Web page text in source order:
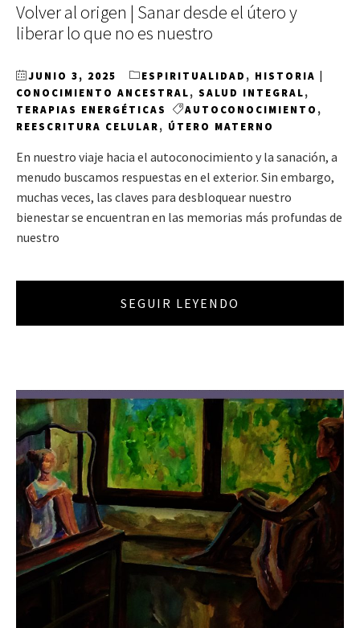
Volver al origen | Sanar desde el útero y
liberar lo que no es nuestro
JUNIO 3, 2025 ESPIRITUALIDAD , HISTORIA |
CONOCIMIENTO ANCESTRAL, SALUD INTEGRAL,
TERAPIAS ENERGÉTICAS
AUTOCONOCIMIENTO ,
REESCRITURA CELULAR, ÚTERO MATERNO
En nuestro viaje hacia el autoconocimiento y la sanación, a
menudo buscamos respuestas en el exterior. Sin embargo,
muchas veces, las claves para desbloquear nuestro
bienestar se encuentran en las memorias más profundas de
nuestro
SEGUIR LEYENDO